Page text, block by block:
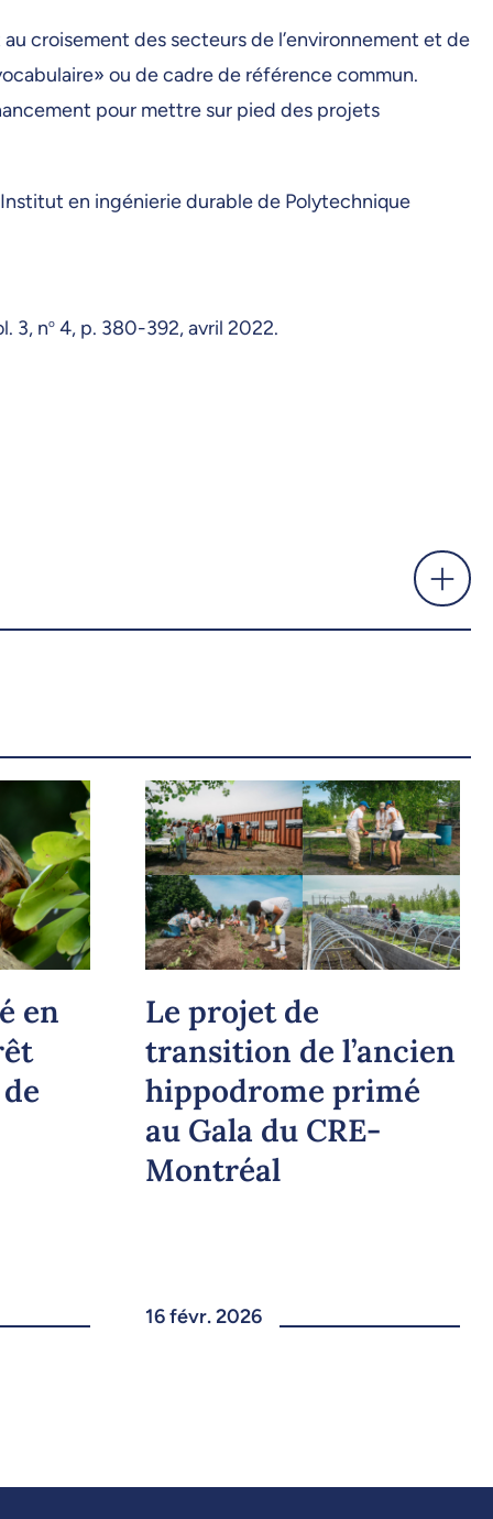
croisement des secteurs de l’environnement et de
ou de cadre de référence commun.
pour mettre sur pied des projets
en ingénierie durable de Polytechnique
3, no 4, p. 380-392, avril 2022.
en
Le projet de
transition de l’ancien
hippodrome primé
au Gala du CRE-
Montréal
16 févr. 2026